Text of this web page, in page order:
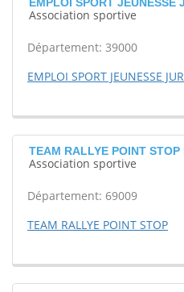
Association sportive
Département: 39000
EMPLOI SPORT JEUNESSE
TEAM RALLYE POINT STOP
Association sportive
Département: 69009
TEAM RALLYE POINT STOP